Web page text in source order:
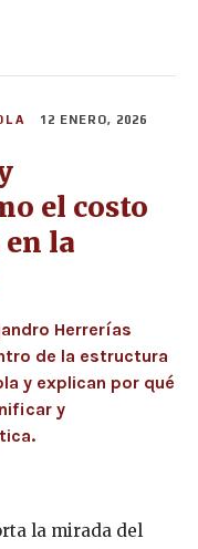
12 ENERO, 2026
el costo
la
Herrerías
de la estructura
y explican por qué
y
la mirada del